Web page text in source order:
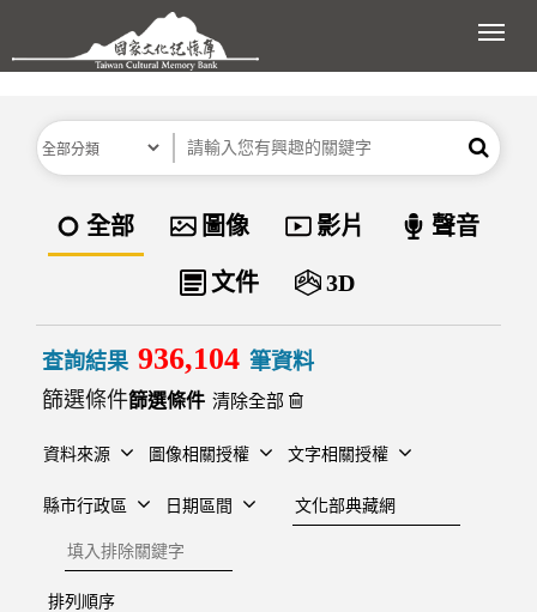
跳到主要內容區塊
展
分類 關鍵字 搜尋
資料類型
全部 圖像 影片 聲音
文件 3D
查詢結果 936,104 筆資料
篩選條件
清除全部
資料來源 圖像相關授權 文字相關授權
縣市行政區 日期區間
建檔單位
排除關鍵字
排列順序